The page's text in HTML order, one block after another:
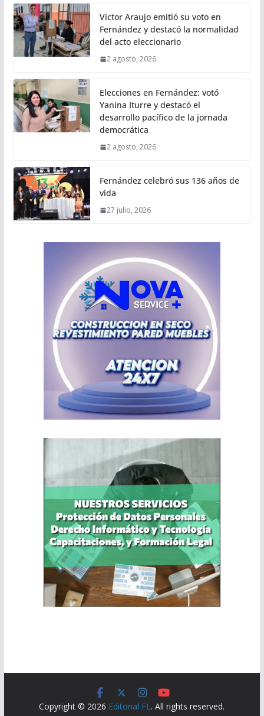
Víctor Araujo emitió su voto en
Fernández y destacó la normalidad
del acto eleccionario
2 agosto, 2026
Elecciones en Fernández: votó
Yanina Iturre y destacó el
desarrollo pacífico de la jornada
democrática
2 agosto, 2026
Fernández celebró sus 136 años de
vida
27 julio, 2026
Copyright © 2026 Editorial FL. All rights reserved.